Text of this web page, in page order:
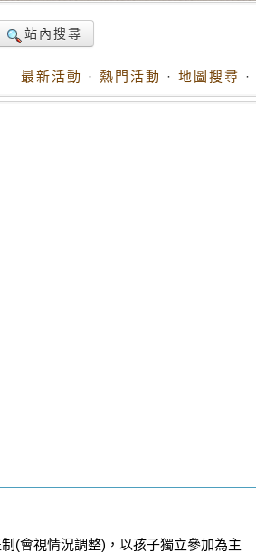
站內搜尋
最新活動 · 熱門活動 · 地圖搜尋 ·
(會視情況調整)，以孩子獨立參加為主